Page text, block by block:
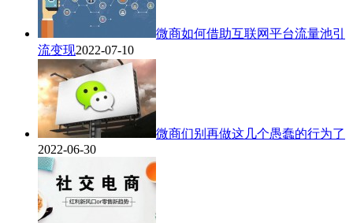
微商如何借助互联网平台流量池引
流变现2022-07-10
微商们别再做这几个愚蠢的行为了
2022-06-30